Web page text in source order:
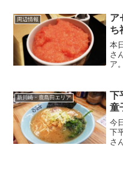
る
う
周辺情報
ア
ち
本
さ
ア
り
今
新川崎・鹿島田エリア
童
今
下
さ